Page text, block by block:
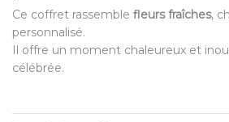
Ce coffret rassemble fleurs fraîches,
personnalisé.
Il offre un moment chaleureux et
célébrée.